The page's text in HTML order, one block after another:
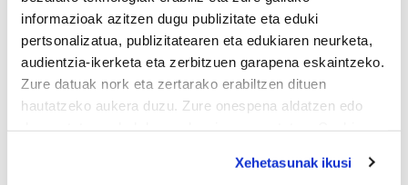
informazioak azitzen dugu publizitate eta eduki
pertsonalizatua, publizitatearen eta edukiaren neurketa,
audientzia-ikerketa eta zerbitzuen garapena eskaintzeko.
Zure datuak nork eta zertarako erabiltzen dituen
hautatzeko aukera duzu. Zure onespena aldatzen edo
Xehetasunak ikusi